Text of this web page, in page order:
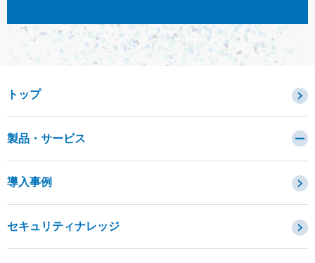
トップ
製品・サービス
導入事例
セキュリティナレッジ